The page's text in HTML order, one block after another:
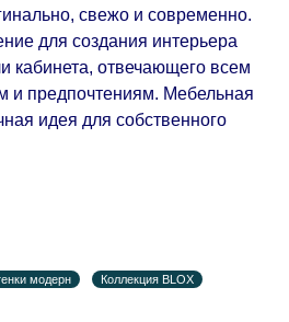
свежо и современно.
для создания интерьера
кабинета, отвечающего всем
и предпочтениям. Мебельная
идея для собственного
модерн Коллекция BLOX